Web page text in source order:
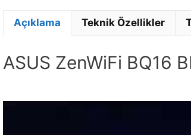
Açıklama Teknik Özellikler
ASUS ZenWiFi BQ16